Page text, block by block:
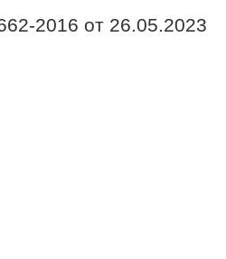
2016 от 26.05.2023